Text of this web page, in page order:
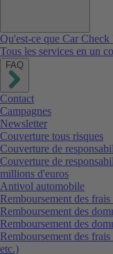
Qu'est-ce que Car Check
Tous les services en un
FAQ
Contact
Campagnes
Newsletter
Couverture tous risques
Couverture de
Couverture de
millions d'euros
Antivol automobile
Remboursement des
Remboursement des
Remboursement des
Remboursement des
etc.)